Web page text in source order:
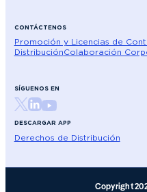
CONTÁCTENOS
Promoción y Licencias de
DistribuciónColaboración
SÍGUENOS EN
DESCARGAR APP
Derechos de Distribución
Copyright